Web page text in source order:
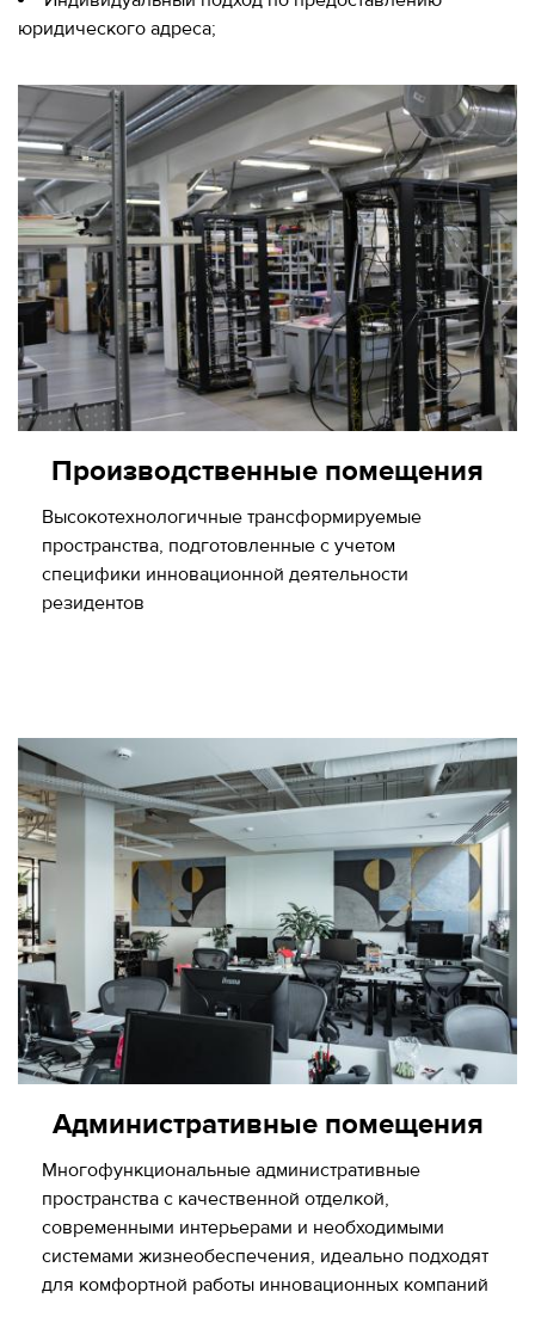
юридического адреса;
Производственные помещения
Высокотехнологичные трансформируемые
пространства, подготовленные с учетом
специфики инновационной деятельности
резидентов
Административные помещения
Многофункциональные административные
пространства с качественной отделкой,
cовременными интерьерами и необходимыми
системами жизнеобеспечения, идеально подходят
для комфортной работы инновационных компаний